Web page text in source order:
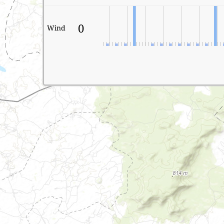
Wind 0